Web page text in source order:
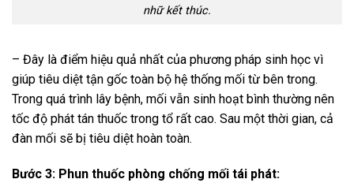
nhữ kết thúc.
– Đây là điểm hiệu quả nhất của phương pháp sinh học vì
giúp tiêu diệt tận gốc toàn bộ hệ thống mối từ bên trong.
Trong quá trình lây bệnh, mối vẫn sinh hoạt bình thường nên
tốc độ phát tán thuốc trong tổ rất cao. Sau một thời gian, cả
đàn mối sẽ bị tiêu diệt hoàn toàn.
Bước 3: Phun thuốc phòng chống mối tái phát: